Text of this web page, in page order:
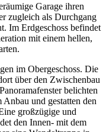
Garage ihren
zugleich als Durchgang
Im Erdgeschoss befindet
mit einem hellen,
im Obergeschoss. Die
über den Zwischenbau
belichten
und gestatten den
großzügige und
den Innen- mit dem